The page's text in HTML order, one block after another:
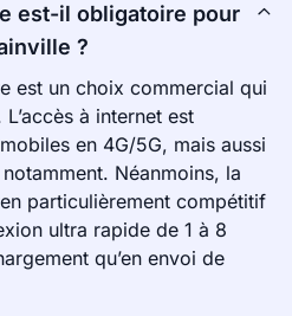
est-il obligatoire pour
?
est un choix commercial qui
à internet est
en 4G/5G, mais aussi
Néanmoins, la
particulièrement compétitif
ultra rapide de 1 à 8
qu’en envoi de